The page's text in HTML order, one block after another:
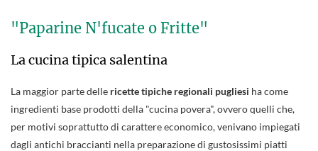
"Paparine N'fucate o Fritte"
La cucina tipica salentina
La maggior parte delle ricette tipiche regionali pugliesi ha come
ingredienti base prodotti della "cucina povera", ovvero quelli che,
per motivi soprattutto di carattere economico, venivano impiegati
dagli antichi braccianti nella preparazione di gustosissimi piatti